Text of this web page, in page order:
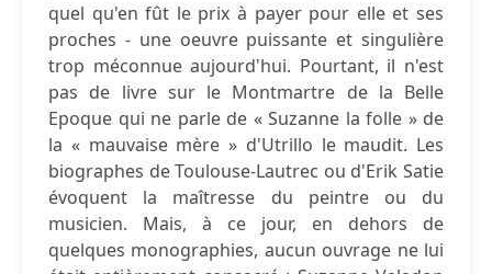
quel qu'en fût le prix à payer pour elle et ses
proches - une oeuvre puissante et singulière
trop méconnue aujourd'hui. Pourtant, il n'est
pas de livre sur le Montmartre de la Belle
Epoque qui ne parle de « Suzanne la folle » de
la « mauvaise mère » d'Utrillo le maudit. Les
biographes de Toulouse-Lautrec ou d'Erik Satie
évoquent la maîtresse du peintre ou du
musicien. Mais, à ce jour, en dehors de
quelques monographies, aucun ouvrage ne lui